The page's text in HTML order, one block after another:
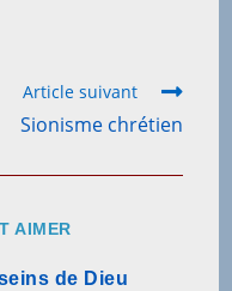
Article suivant
Sionisme chrétien
AIMER
de Dieu